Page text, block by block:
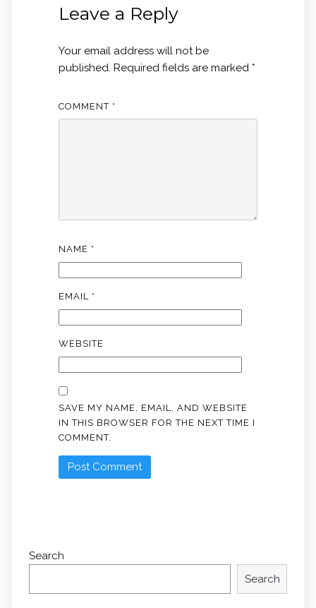
Leave a Reply
Your email address will not be
published. Required fields are marked *
COMMENT *
NAME *
EMAIL *
WEBSITE
SAVE MY NAME, EMAIL, AND WEBSITE
IN THIS BROWSER FOR THE NEXT TIME I
COMMENT.
Search
Search